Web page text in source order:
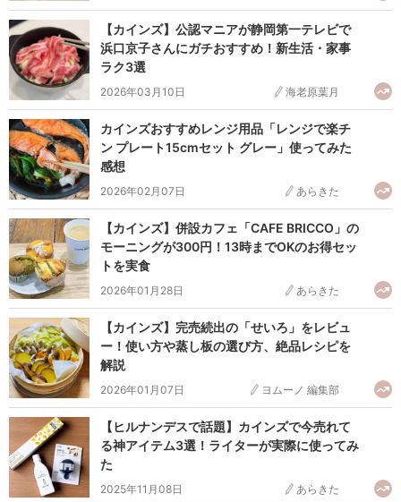
【カインズ】公認マニアが静岡第一テレビで
浜口京子さんにガチおすすめ！新生活・家事
ラク3選
2026年03月10日 海老原葉月
カインズおすすめレンジ用品「レンジで楽チ
ン プレート15cmセット グレー」使ってみた
感想
2026年02月07日 あらきた
【カインズ】併設カフェ「CAFE BRICCO」の
モーニングが300円！13時までOKのお得セッ
トを実食
2026年01月28日 あらきた
【カインズ】完売続出の「せいろ」をレビュ
ー！使い方や蒸し板の選び方、絶品レシピを
解説
2026年01月07日 ヨムーノ 編集部
【ヒルナンデスで話題】カインズで今売れて
る神アイテム3選！ライターが実際に使ってみ
た
2025年11月08日 あらきた